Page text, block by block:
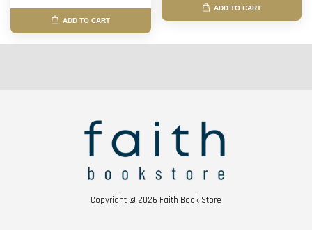
ADD TO CART
ADD TO CART
Copyright © 2026 Faith Book Store